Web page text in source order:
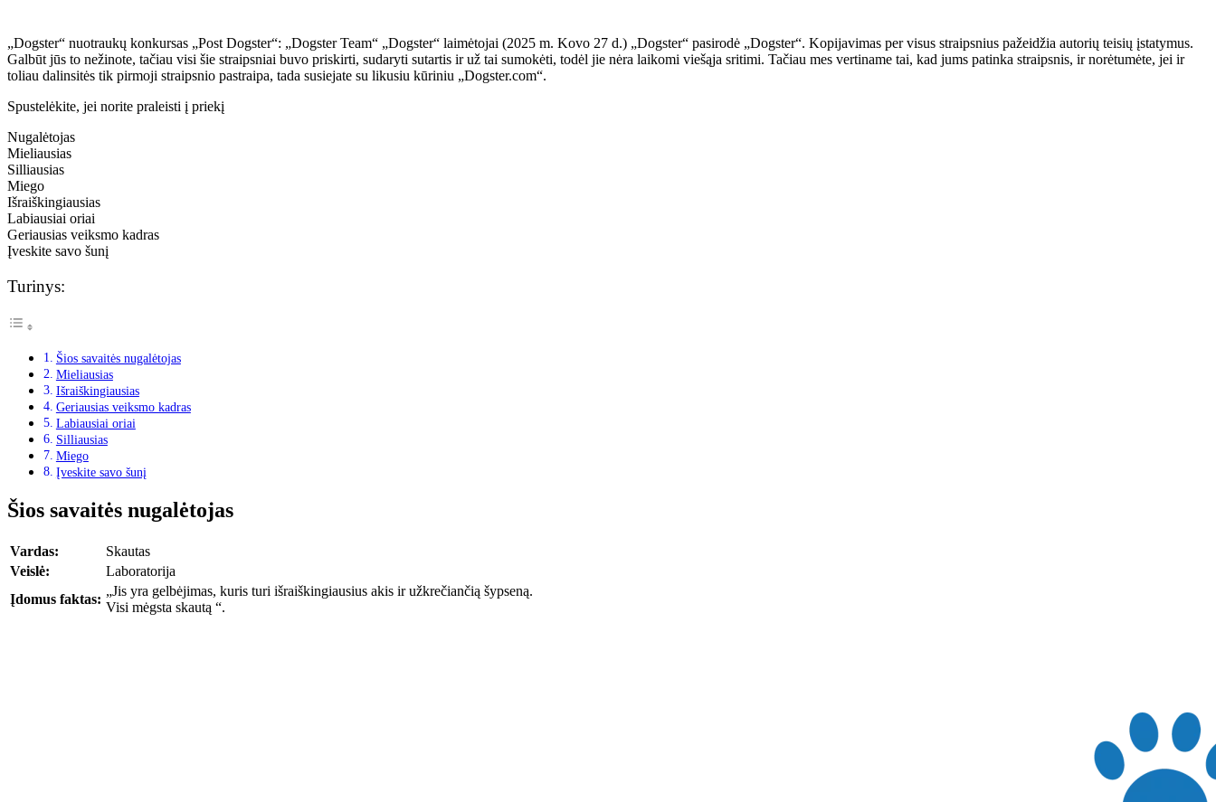
„Dogster“ nuotraukų konkursas „Post Dogster“: „Dogster Team“ „Dogster“ laimėtojai (2025 m. Kovo 27 d.) „Dogster“ pasirodė „Dogster“. Kopijavimas per visus straipsnius pažeidžia autorių teisių įstatymus.
Galbūt jūs to nežinote, tačiau visi šie straipsniai buvo priskirti, sudaryti sutartis ir už tai sumokėti, todėl jie nėra laikomi viešąja sritimi. Tačiau mes vertiname tai, kad jums patinka straipsnis, ir norėtumėte, jei ir
toliau dalinsitės tik pirmoji straipsnio pastraipa, tada susiejate su likusiu kūriniu „Dogster.com“.
Spustelėkite, jei norite praleisti į priekį
Nugalėtojas
Mieliausias
Silliausias
Miego
Išraiškingiausias
Labiausiai oriai
Geriausias veiksmo kadras
Įveskite savo šunį
Turinys:
Šios savaitės nugalėtojas
Mieliausias
Išraiškingiausias
Geriausias veiksmo kadras
Labiausiai oriai
Silliausias
Miego
Įveskite savo šunį
Šios savaitės nugalėtojas
Vardas:
Skautas
Veislė:
Laboratorija
Įdomus faktas:
„Jis yra gelbėjimas, kuris turi išraiškingiausius akis ir užkrečiančią šypseną.
Visi mėgsta skautą “.